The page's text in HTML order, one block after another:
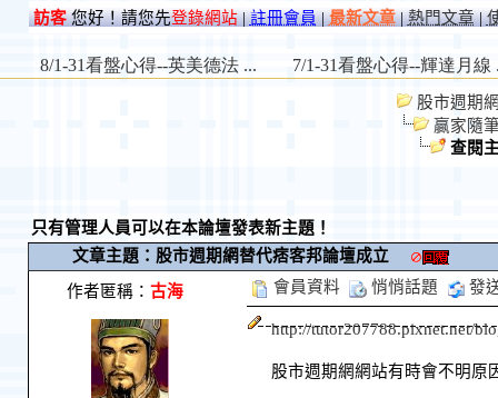
訪客您好！請您先登錄網站|註冊會員|最新文章|熱門文章|
股市週期
贏家隨
查閱
只有管理人員可以在本論壇發表新主題！
文章主題：股市週期網替代痞客邦論壇成立
作者匿稱： 古海 會員資料 悄悄話題 發
http://tutor207788.pixnet.net/
股市週期網網站有時會不明原